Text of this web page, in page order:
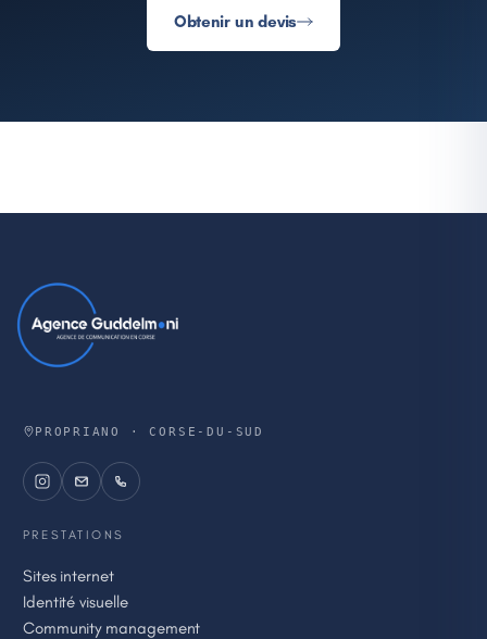
Obtenir un devis
PROPRIANO · CORSE-DU-SUD
PRESTATIONS
Sites internet
Identité visuelle
Community management